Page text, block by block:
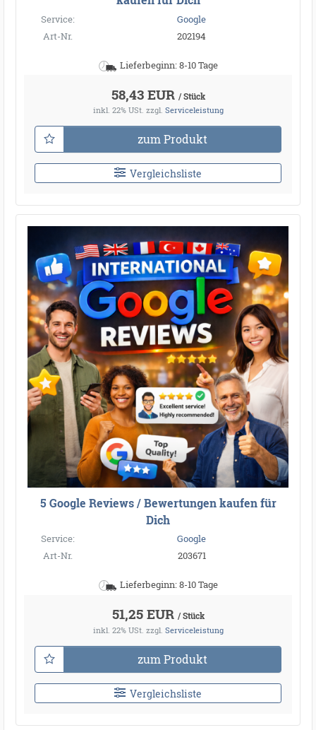
Service:
Google
Art-Nr.
202194
Lieferbeginn: 8-10 Tage
58,43 EUR / Stück
inkl. 22% USt. zzgl. Serviceleistung
zum Produkt
Vergleichsliste
5 Google Reviews / Bewertungen kaufen für
Dich
Service:
Google
Art-Nr.
203671
Lieferbeginn: 8-10 Tage
51,25 EUR / Stück
inkl. 22% USt. zzgl. Serviceleistung
zum Produkt
Vergleichsliste